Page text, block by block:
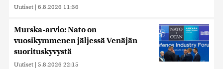
Uutiset | 6.8.2026 11:56
Murska-arvio: Nato on
vuosikymmenen jäljessä Venäjän
suorituskyvystä
Uutiset | 5.8.2026 22:15